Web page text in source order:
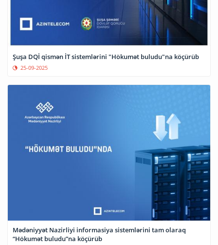
Şuşa DQİ qismən İT sistemlərini "Hökumət buludu"na köçürüb
25-09-2025
Mədəniyyət Nazirliyi informasiya sistemlərini tam olaraq
“Hökumət buludu”na köçürüb